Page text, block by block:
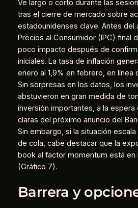
Ve largo o corto durante las
tras el cierre de mercado sobre
estadounidenses clave. Antes del
Precios al Consumidor (IPC) final
poco impacto después de
iniciales. La tasa de inflación
enero al 1,9% en febrero, en línea
Sin sorpresas en los datos, los
abstuvieron en gran medida de
inversión importantes, a la espera
claras del próximo anuncio del
Sin embargo, si la situación
de cola, cabe destacar que la
book al factor momentum está en
(Gráfico 7).
Barrera y